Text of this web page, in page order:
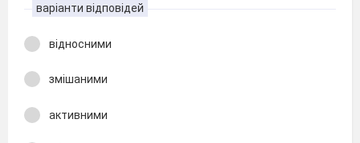
варіанти відповідей
відносними
змішаними
активними